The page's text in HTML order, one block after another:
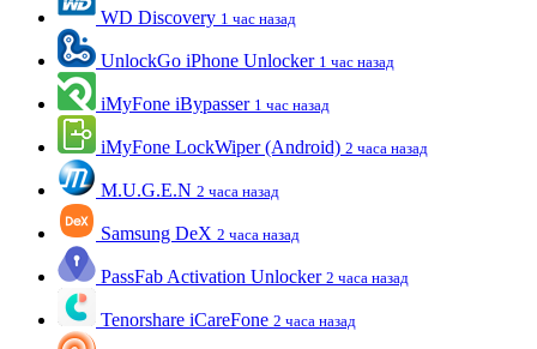
WD Discovery 1 час назад
UnlockGo iPhone Unlocker 1 час назад
iMyFone iBypasser 1 час назад
iMyFone LockWiper (Android) 2 часа назад
M.U.G.E.N 2 часа назад
Samsung DeX 2 часа назад
PassFab Activation Unlocker 2 часа назад
Tenorshare iCareFone 2 часа назад